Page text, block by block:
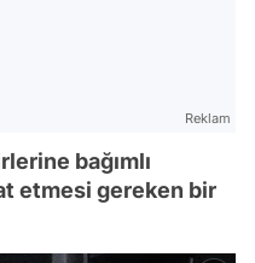
Reklam
bağımlı
etmesi gereken bir